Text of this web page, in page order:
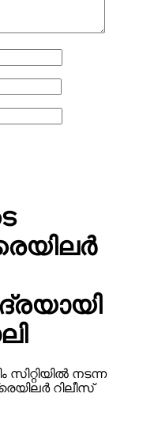
നടന്ന
റിലീസ്